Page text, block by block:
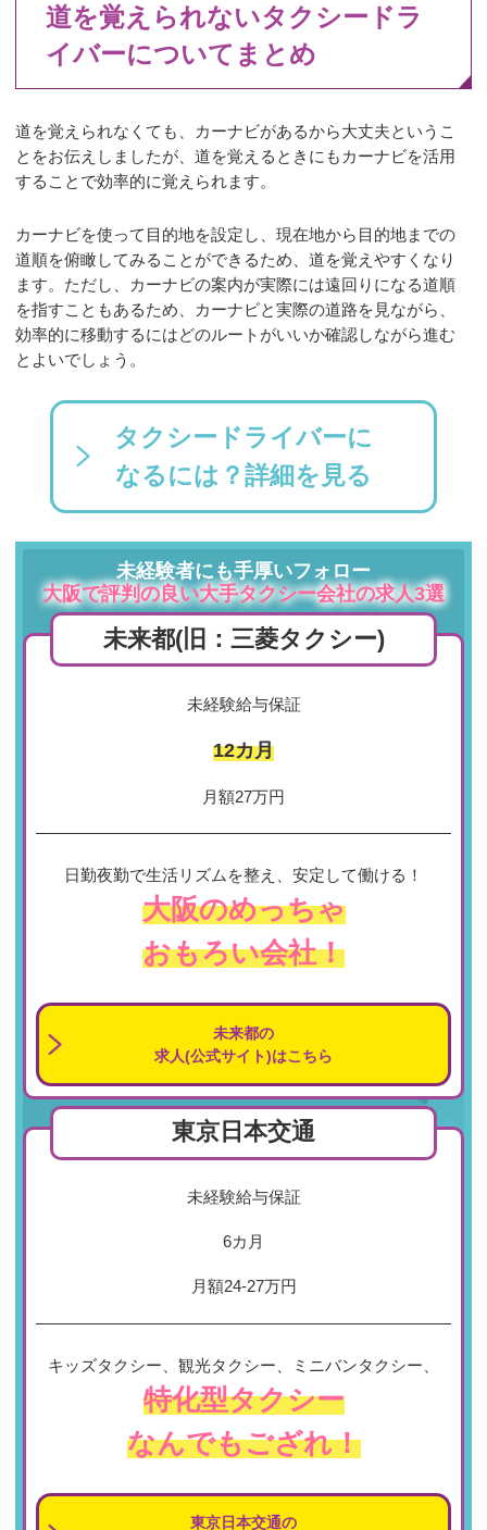
道を覚えられないタクシードラ
イバーについてまとめ
道を覚えられなくても、カーナビがあるから大丈夫というこ
とをお伝えしましたが、道を覚えるときにもカーナビを活用
することで効率的に覚えられます。
カーナビを使って目的地を設定し、現在地から目的地までの
道順を俯瞰してみることができるため、道を覚えやすくなり
ます。ただし、カーナビの案内が実際には遠回りになる道順
を指すこともあるため、カーナビと実際の道路を見ながら、
効率的に移動するにはどのルートがいいか確認しながら進む
とよいでしょう。
タクシードライバーに
なるには？詳細を見る
未経験者にも手厚いフォロー
大阪で評判の良い大手タクシー会社の求人3選
未来都(旧：三菱タクシー)
未経験給与保証
12カ月
月額27万円
日勤夜勤で生活リズムを整え、安定して働ける！
大阪のめっちゃ
おもろい会社！
未来都の
求人(公式サイト)はこちら
東京日本交通
未経験給与保証
6カ月
月額24-27万円
キッズタクシー、観光タクシー、ミニバンタクシー、
特化型タクシー
なんでもござれ！
東京日本交通の